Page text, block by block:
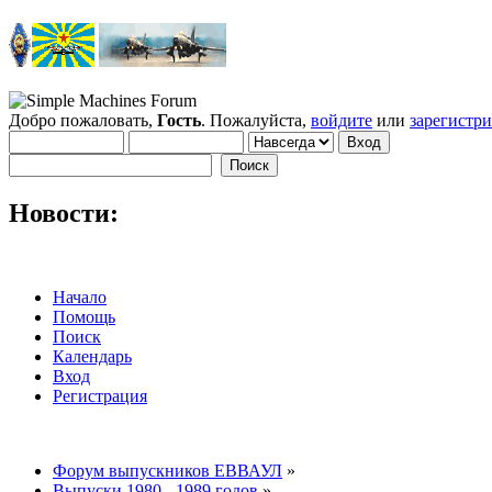
Добро пожаловать, Гость. Пожалуйста, войдите или
Новости:
Начало
Помощь
Поиск
Календарь
Вход
Регистрация
Форум выпускников ЕВВАУЛ »